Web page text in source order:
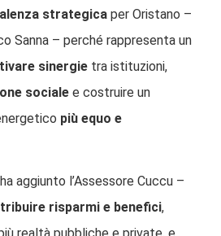
strategica per Oristano –
Sanna – perché rappresenta un
sinergie tra istituzioni,
sociale e costruire un
più equo e
aggiunto l’Assessore Cuccu –
risparmi e benefici,